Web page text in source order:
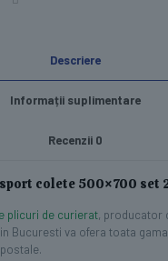
Descriere
Informații suplimentare
Recenzii 0
colete 500×700 set
plicuri de curierat, producator
Bucuresti va ofera toata